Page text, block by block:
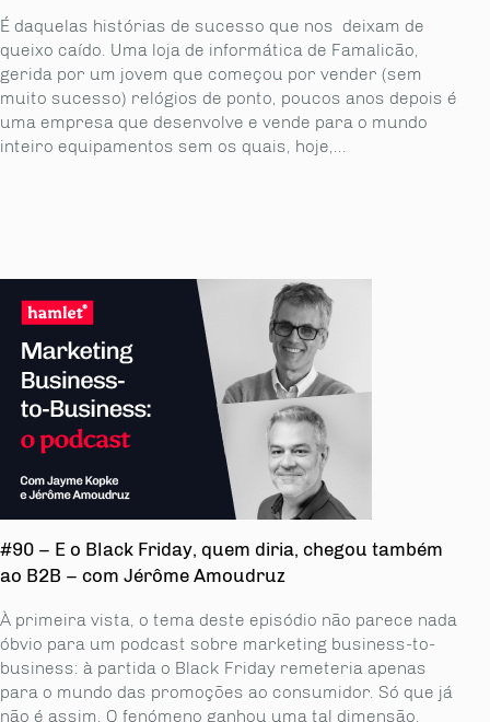
É daquelas histórias de sucesso que nos deixam de
queixo caído. Uma loja de informática de Famalicão,
gerida por um jovem que começou por vender (sem
muito sucesso) relógios de ponto, poucos anos depois é
uma empresa que desenvolve e vende para o mundo
inteiro equipamentos sem os quais, hoje,...
#90 – E o Black Friday, quem diria, chegou também
ao B2B – com Jérôme Amoudruz
À primeira vista, o tema deste episódio não parece nada
óbvio para um podcast sobre marketing business-to-
business: à partida o Black Friday remeteria apenas
para o mundo das promoções ao consumidor. Só que já
não é assim. O fenómeno ganhou uma tal dimensão,